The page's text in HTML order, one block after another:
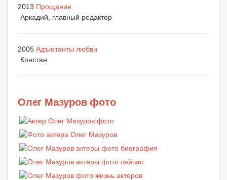
2013 Прощание
Аркадий, главный редактор
2005 Адъютанты любви
Констан
Олег Мазуров фото